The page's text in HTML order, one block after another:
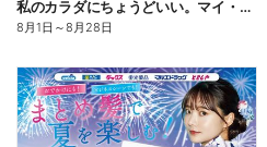
私のカラダにちょうどいい。マイ・サプリフード
8月1日 ～8月28日